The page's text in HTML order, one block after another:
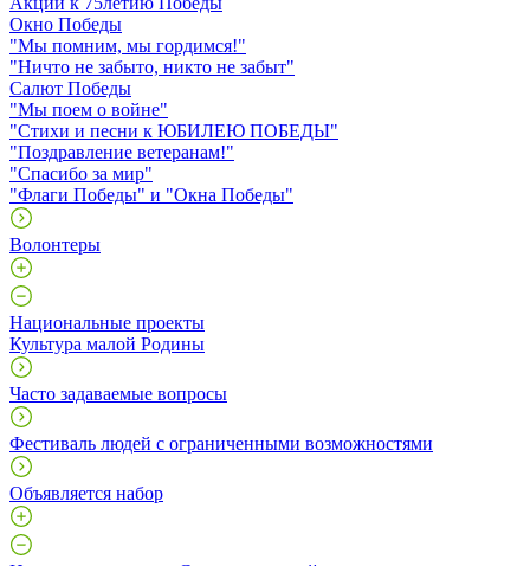
Окно Победы
"Мы помним, мы гордимся!"
"Ничто не забыто, никто не забыт"
Салют Победы
"Мы поем о войне"
"Стихи и песни к ЮБИЛЕЮ ПОБЕДЫ"
"Поздравление ветеранам!"
"Спасибо за мир"
"Флаги Победы" и "Окна Победы"
Волонтеры
Национальные проекты
Культура малой Родины
Часто задаваемые вопросы
Фестиваль людей с ограниченными возможностями
Объявляется набор